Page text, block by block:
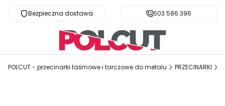
Bezpieczna dostawa Fachowa pomoc
603 586 396
POLCUT - przecinarki taśmowe i tarczowe do metalu PRZECINARKI